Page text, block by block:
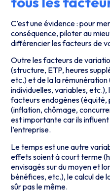
C’est une évidence : pour
conséquence, piloter au
différencier les facteurs de
Outre les facteurs de
(structure, ETP, heures
etc.) et de la la
individuelles, variables,
facteurs endogènes
(inflation, chômage,
est importante car ils
l’entreprise.
Le temps est une autre
effets soient à court terme
envisagés sur du moyen et
bénéfices, etc.), le calcul de
sûr pas le même.